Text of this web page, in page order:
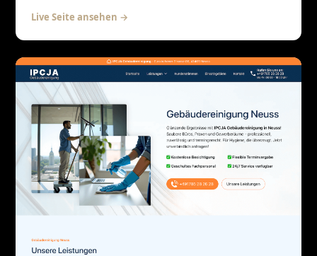
Live Seite ansehen →